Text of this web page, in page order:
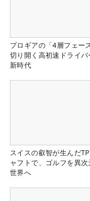
プロギアの「4層フェー
切り開く高初速ドライバ
新時代
スイスの叡智が生んだ
ャフトで、ゴルフを異
世界へ